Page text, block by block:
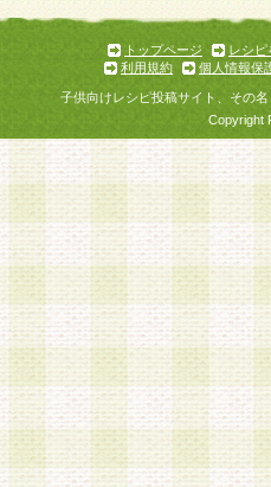
トップページ
レシピ
利用規約
個人情報保
子供向けレシピ投稿サイト、その
Copyright